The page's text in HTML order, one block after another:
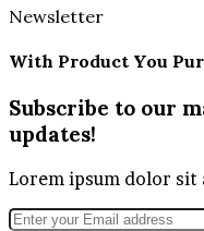
Newsletter
With Product You
Subscribe to our
updates!
Lorem ipsum dolor sit
Enter